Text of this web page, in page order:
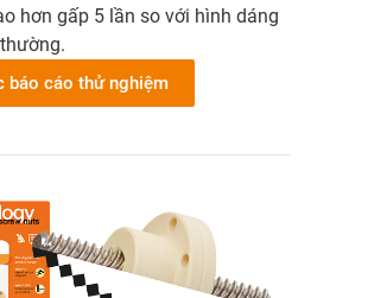
hơn gấp 5 lần so với hình dáng
báo cáo thử nghiệm